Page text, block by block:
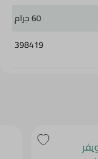
60 جرام
398419